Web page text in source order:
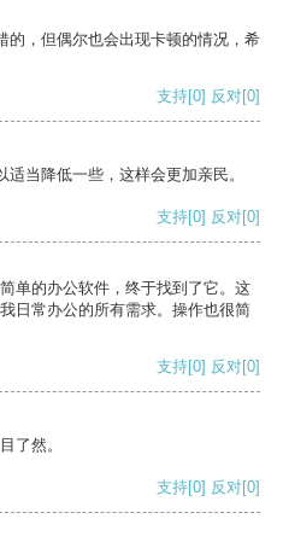
的，但偶尔也会出现卡顿的情况，希
支持[0] 反对[0]
当降低一些，这样会更加亲民。
支持[0] 反对[0]
单的办公软件，终于找到了它。这
日常办公的所有需求。操作也很简
支持[0] 反对[0]
了然。
支持[0] 反对[0]